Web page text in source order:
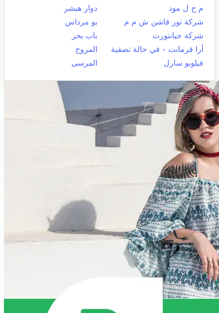
م ح ل مود
دوار هيشر
شركة نور فاشن ش م م
بو مرداس
شركة جيانتورت
باب بحر
أرا قرمانت - في حالة تصفية
المروج
فيلوبو سارل
المرسى